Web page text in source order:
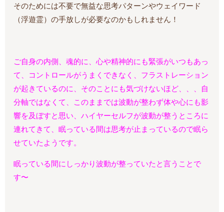
そのためには不要で無益な思考パターンやウェイワード
（浮遊霊）の手放しが必要なのかもしれません！
ご自身の内側、魂的に、心や精神的にも緊張がいつもあっ
て、コントロールがうまくできなく、フラストレーション
が起きているのに、 そのことにも気づけないほど、、、自
分軸ではなくて、このままでは波動が整わず体や心にも影
響を及ぼすと思い、ハイヤーセルフが波動が整うところに
連れてきて、眠っている間は思考が止まっているので眠ら
せていたようです。
眠っている間にしっかり波動が整っていたと言うことで
す〜